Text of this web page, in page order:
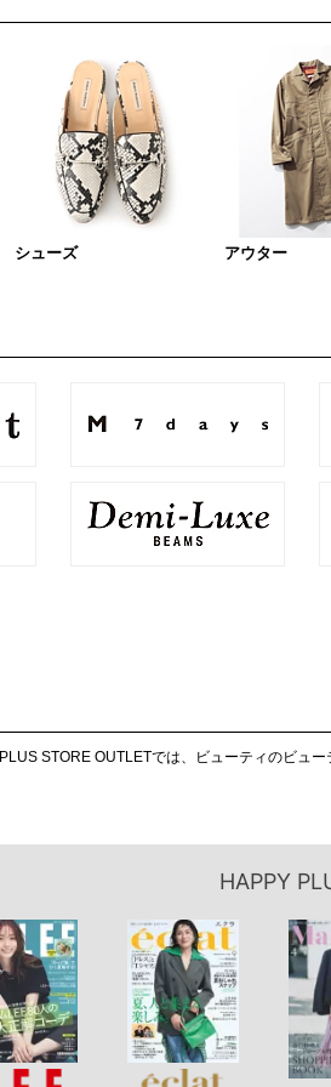
シューズ アウター
STORE OUTLETでは、ビューティのビュ
HAPPY